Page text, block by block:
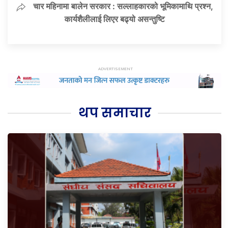
चार महिनामा बालेन सरकार : सल्लाहकारको भूमिकामाथि प्रश्न,
कार्यशैलीलाई लिएर बढ्यो असन्तुष्टि
थप समाचार